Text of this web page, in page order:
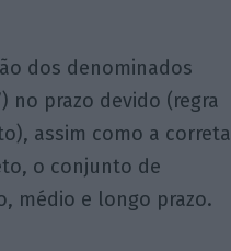
dos denominados
no prazo devido (regra
assim como a correta
o conjunto de
médio e longo prazo.